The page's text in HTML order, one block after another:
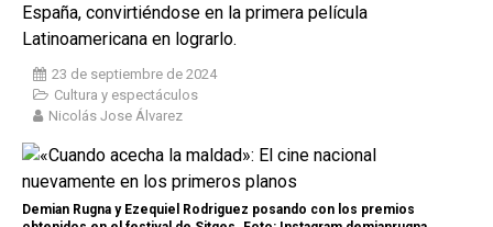
España, convirtiéndose en la primera película
Latinoamericana en lograrlo.
23 de septiembre de 2024
Cultura y espectáculos
Nicolás Jose Álvarez
Demian Rugna y Ezequiel Rodriguez posando con los premios